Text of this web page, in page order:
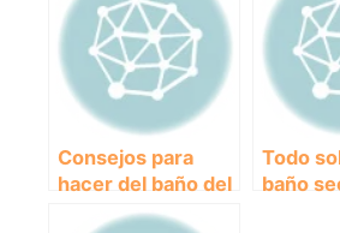
Consejos para
hacer del baño del
perro una
Todo
baño